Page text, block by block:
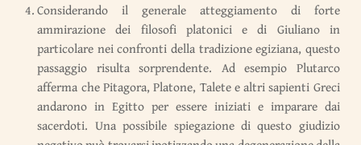
Considerando il generale atteggiamento di forte
ammirazione dei filosofi platonici e di Giuliano in
particolare nei confronti della tradizione egiziana, questo
passaggio risulta sorprendente. Ad esempio Plutarco
afferma che Pitagora, Platone, Talete e altri sapienti Greci
andarono in Egitto per essere iniziati e imparare dai
sacerdoti. Una possibile spiegazione di questo giudizio